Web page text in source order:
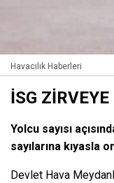
Havacılık Haberleri
İSG ZİRVEYE
Yolcu sayısı
sayılarına kıyasla
Devlet Hava